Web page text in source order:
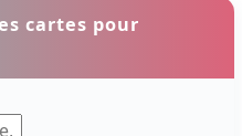
cartes pour